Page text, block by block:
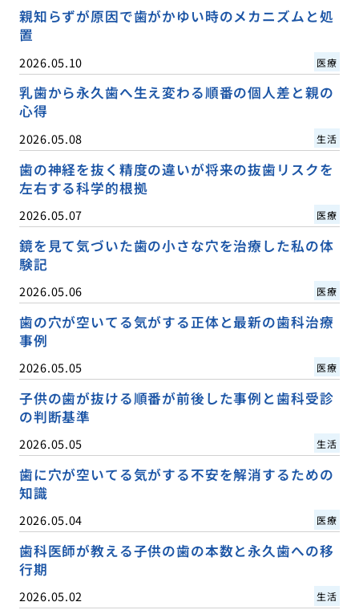
親知らずが原因で歯がかゆい時のメカニズムと処
置
2026.05.10 医療
乳歯から永久歯へ生え変わる順番の個人差と親の
心得
2026.05.08 生活
歯の神経を抜く精度の違いが将来の抜歯リスクを
左右する科学的根拠
2026.05.07 医療
鏡を見て気づいた歯の小さな穴を治療した私の体
験記
2026.05.06 医療
歯の穴が空いてる気がする正体と最新の歯科治療
事例
2026.05.05 医療
子供の歯が抜ける順番が前後した事例と歯科受診
の判断基準
2026.05.05 生活
歯に穴が空いてる気がする不安を解消するための
知識
2026.05.04 医療
歯科医師が教える子供の歯の本数と永久歯への移
行期
2026.05.02 生活